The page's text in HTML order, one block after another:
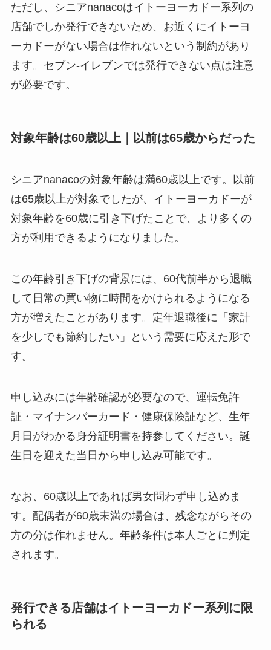
ただし、シニアnanacoはイトーヨーカドー系列の
店舗でしか発行できないため、お近くにイトーヨ
ーカドーがない場合は作れないという制約があり
ます。セブン-イレブンでは発行できない点は注意
が必要です。
対象年齢は60歳以上｜以前は65歳からだった
シニアnanacoの対象年齢は満60歳以上です。以前
は65歳以上が対象でしたが、イトーヨーカドーが
対象年齢を60歳に引き下げたことで、より多くの
方が利用できるようになりました。
この年齢引き下げの背景には、60代前半から退職
して日常の買い物に時間をかけられるようになる
方が増えたことがあります。定年退職後に「家計
を少しでも節約したい」という需要に応えた形で
す。
申し込みには年齢確認が必要なので、運転免許
証・マイナンバーカード・健康保険証など、生年
月日がわかる身分証明書を持参してください。誕
生日を迎えた当日から申し込み可能です。
なお、60歳以上であれば男女問わず申し込めま
す。配偶者が60歳未満の場合は、残念ながらその
方の分は作れません。年齢条件は本人ごとに判定
されます。
発行できる店舗はイトーヨーカドー系列に限
られる